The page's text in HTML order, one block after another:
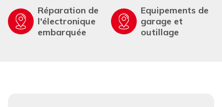
Réparation de
l'électronique
embarquée
Equipements de
garage et
outillage